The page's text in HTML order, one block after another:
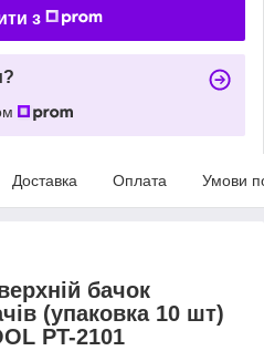
з
Доставка Оплата Умови
бачок
(упаковка 10 шт)
PT-2101